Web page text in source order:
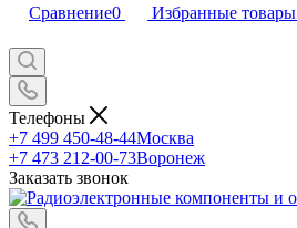
Сравнение0 Избранные товары
Телефоны
+7 499 450-48-44Москва
+7 473 212-00-73Воронеж
Заказать звонок